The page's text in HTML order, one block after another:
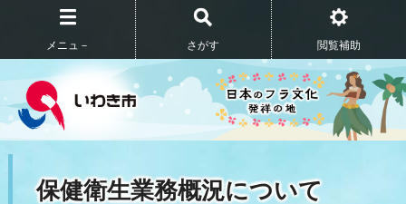
メニュ－ さがす 閲覧補助
保健衛生業務概況について